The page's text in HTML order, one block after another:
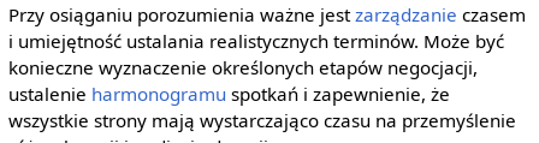
Przy osiąganiu porozumienia ważne jestzarządzanie czasem
i umiejętność ustalania realistycznych terminów. Może być
konieczne wyznaczenie określonych etapów negocjacji,
ustalenie harmonogramu spotkań i zapewnienie, że
wszystkie strony mają wystarczająco czasu na przemyślenie